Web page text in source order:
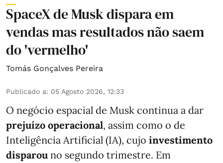
SpaceX de Musk dispara em
vendas mas resultados não saem
do 'vermelho'
Tomás Gonçalves Pereira
Publicado a: 05 Agosto 2026, 12:33
O negócio espacial de Musk continua a dar
prejuízo operacional, assim como o de
Inteligência Artificial (IA), cujo investimento
disparou no segundo trimestre. Em